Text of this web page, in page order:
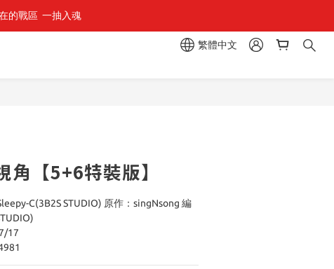
的戰區  一抽入魂
繁體中文
角【5+6特裝版】
C(3B2S STUDIO) 原作：singNsong 編
17